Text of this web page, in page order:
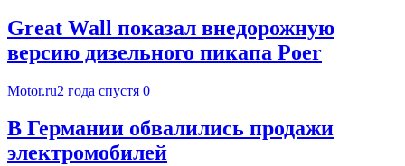
Great Wall показал внедорожную
версию дизельного пикапа Poer
Motor.ru2 года спустя 0
В Германии обвалились продажи
электромобилей